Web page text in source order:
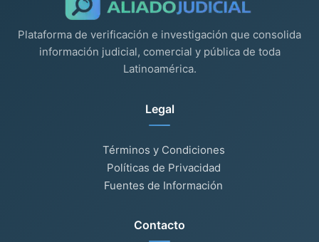
Plataforma de verificación e investigación que consolida
información judicial, comercial y pública de toda
Latinoamérica.
Legal
Términos y Condiciones
Políticas de Privacidad
Fuentes de Información
Contacto